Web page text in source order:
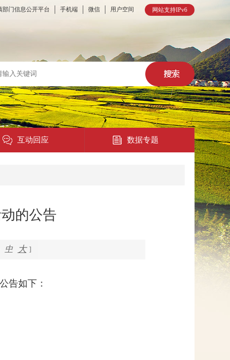
网站支持IPv6
部门信息公开平台 手机端 微信 用户空间
互动回应
在线访谈
数据专题
的公告
中 大 ]
公告如下：